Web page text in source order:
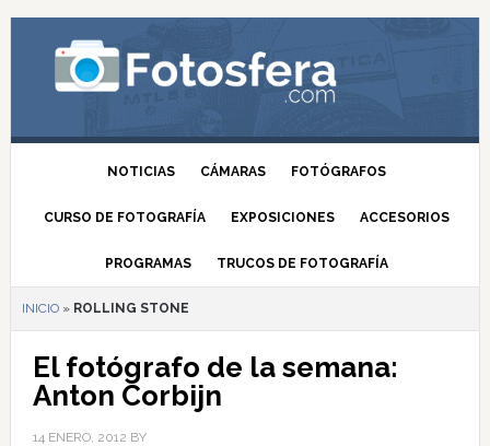
NOTICIAS CÁMARAS FOTÓGRAFOS
CURSO DE FOTOGRAFÍA EXPOSICIONES ACCESORIOS
PROGRAMAS TRUCOS DE FOTOGRAFÍA
INICIO» ROLLING STONE
El fotógrafo de la semana:
Anton Corbijn
14 ENERO, 2012 BY